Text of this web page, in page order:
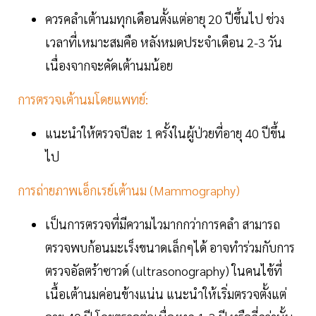
ควรคลำเต้านมทุกเดือนตั้งแต่อายุ 20 ปีขึ้นไป ช่วง
เวลาที่เหมาะสมคือ หลังหมดประจำเดือน 2-3 วัน
เนื่องจากจะคัดเต้านมน้อย
การตรวจเต้านมโดยแพทย์:
แนะนำให้ตรวจปีละ 1 ครั้งในผู้ป่วยที่อายุ 40 ปีขึ้น
ไป
การถ่ายภาพเอ็กเรย์เต้านม (Mammography)
เป็นการตรวจที่มีความไวมากกว่าการคลำ สามารถ
ตรวจพบก้อนมะเร็งขนาดเล็กๆได้ อาจทำร่วมกับการ
ตรวจอัลตร้าซาวด์ (ultrasonography) ในคนไข้ที่
เนื้อเต้านมค่อนข้างแน่น แนะนำให้เริ่มตรวจตั้งแต่